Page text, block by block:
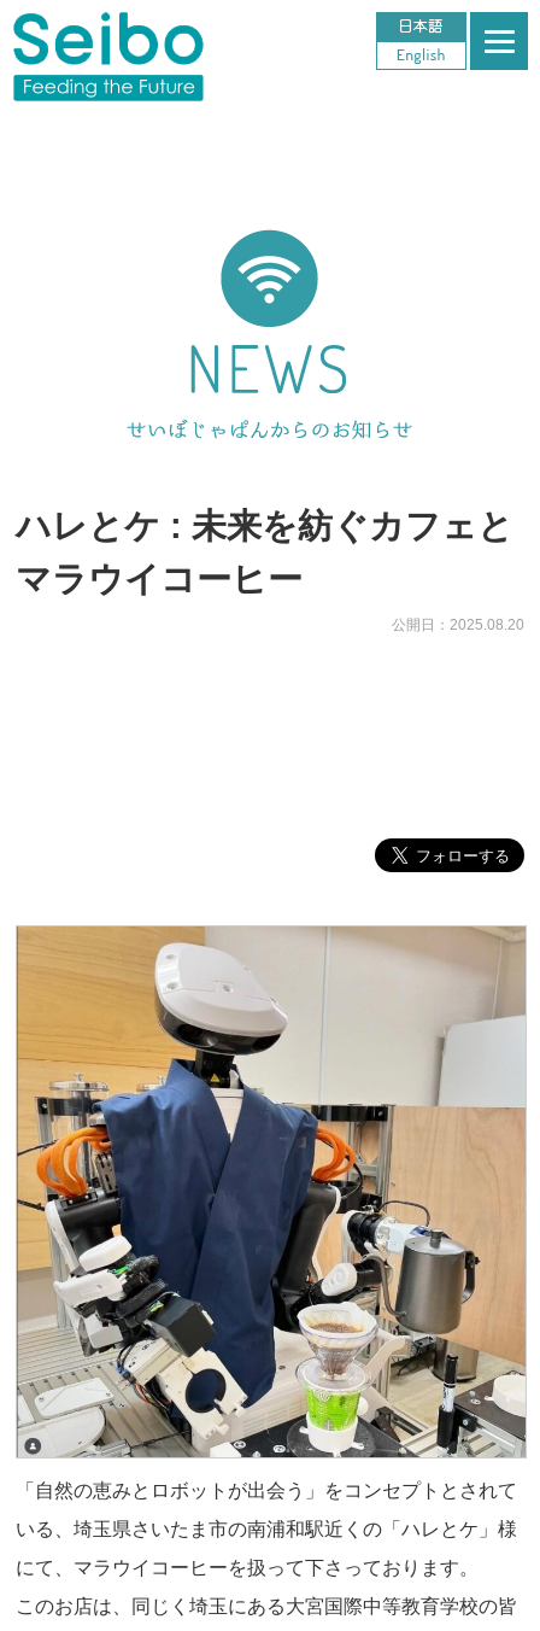
ハレとケ : 未来を紡ぐカフェと
マラウイコーヒー
公開日：2025.08.20
「自然の恵みとロボットが出会う」をコンセプトとされて
いる、埼玉県さいたま市の南浦和駅近くの「ハレとケ」様
にて、マラウイコーヒーを扱って下さっております。
このお店は、同じく埼玉にある大宮国際中等教育学校の皆